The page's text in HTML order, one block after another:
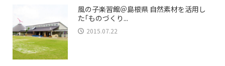
風の子楽習館＠島根県 自然素材を活用し
た｢ものづくり...
2015.07.22